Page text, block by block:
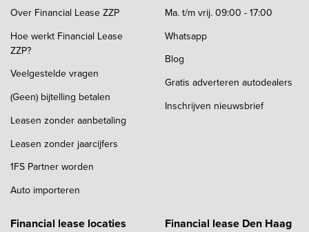
Over Financial Lease ZZP
Hoe werkt Financial Lease
ZZP?
Veelgestelde vragen
(Geen) bijtelling betalen
Leasen zonder aanbetaling
Leasen zonder jaarcijfers
1FS Partner worden
Auto importeren
Ma. t/m vrij. 09:00 - 17:00
Whatsapp
Blog
Gratis adverteren autodealers
Inschrijven nieuwsbrief
Financial lease locaties Financial lease Den Haag